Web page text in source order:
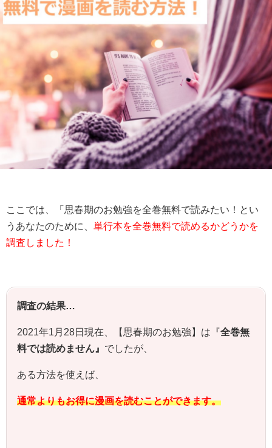
ここでは、「思春期のお勉強を全巻無料で読みたい！とい
うあなたのために、
単行本を全巻無料で読めるかどうかを
調査しました！
調査の結果…
2021年1月28日現在、【思春期のお勉強】は『全巻無
料では読めません』 でしたが、
ある方法を使えば、
通常よりもお得に漫画を読むことができます。